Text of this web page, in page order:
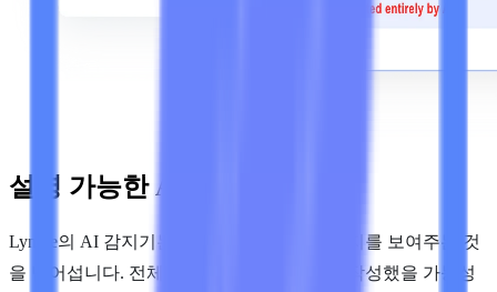
설명 가능한 AI 탐지
Lynote의 AI 감지기는 단순히 하나의 퍼센티지를 보여주는 것
을 넘어섭니다. 전체 점수를 제공하고, AI가 작성했을 가능성